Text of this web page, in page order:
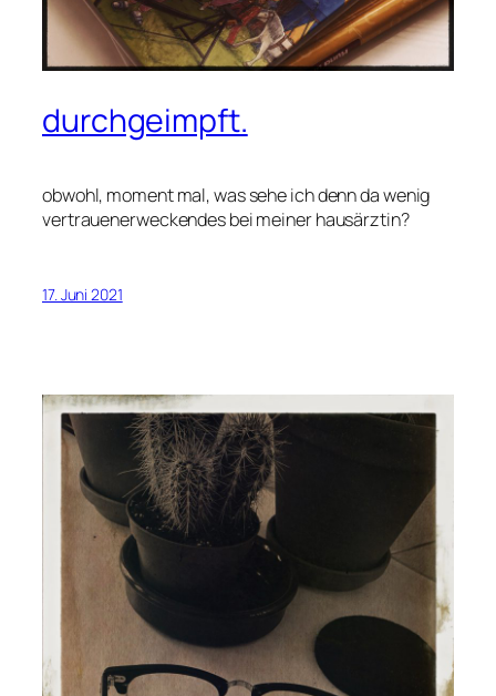
durchgeimpft.
obwohl, moment mal, was sehe ich denn da wenig
vertrauenerweckendes bei meiner hausärztin?
17. Juni 2021